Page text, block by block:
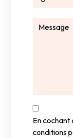
En
conditions